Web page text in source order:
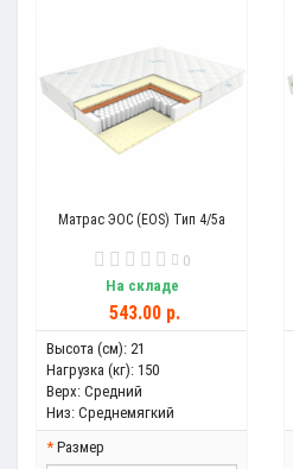
Матрас ЭОС (EOS) Тип 4/5а
0
На складе
543.00 р.
Высота (см): 21
Нагрузка (кг): 150
Верх: Средний
Низ: Среднемягкий
Размер